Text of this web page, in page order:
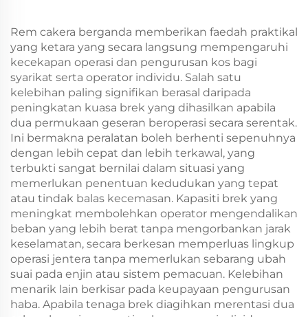
Rem cakera berganda memberikan faedah praktikal
yang ketara yang secara langsung mempengaruhi
kecekapan operasi dan pengurusan kos bagi
syarikat serta operator individu. Salah satu
kelebihan paling signifikan berasal daripada
peningkatan kuasa brek yang dihasilkan apabila
dua permukaan geseran beroperasi secara serentak.
Ini bermakna peralatan boleh berhenti sepenuhnya
dengan lebih cepat dan lebih terkawal, yang
terbukti sangat bernilai dalam situasi yang
memerlukan penentuan kedudukan yang tepat
atau tindak balas kecemasan. Kapasiti brek yang
meningkat membolehkan operator mengendalikan
beban yang lebih berat tanpa mengorbankan jarak
keselamatan, secara berkesan memperluas lingkup
operasi jentera tanpa memerlukan sebarang ubah
suai pada enjin atau sistem pemacuan. Kelebihan
menarik lain berkisar pada keupayaan pengurusan
haba. Apabila tenaga brek diagihkan merentasi dua